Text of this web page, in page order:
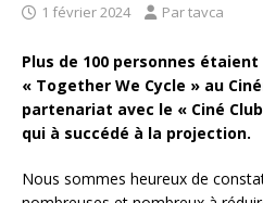
1 février 2024 Par tavca
Plus de 100 personnes
« Together We Cycle » au
partenariat avec le « Ciné
qui à succédé à la projection.
Nous sommes heureux de